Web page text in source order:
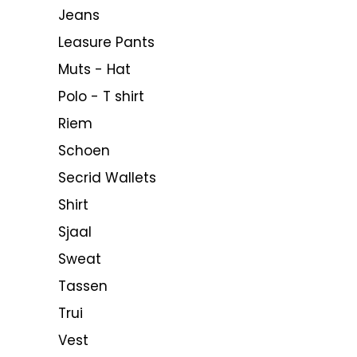
Jeans
Leasure Pants
Muts - Hat
Polo - T shirt
Riem
Schoen
Secrid Wallets
Shirt
Sjaal
Sweat
Tassen
Trui
Vest